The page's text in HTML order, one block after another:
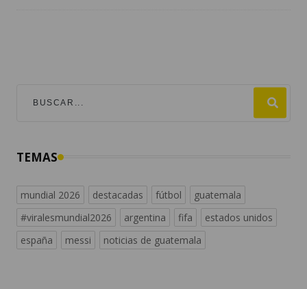
TEMAS
mundial 2026 destacadas fútbol
guatemala
#viralesmundial2026
argentina fifa
estados unidos
españa
messi noticias de guatemala